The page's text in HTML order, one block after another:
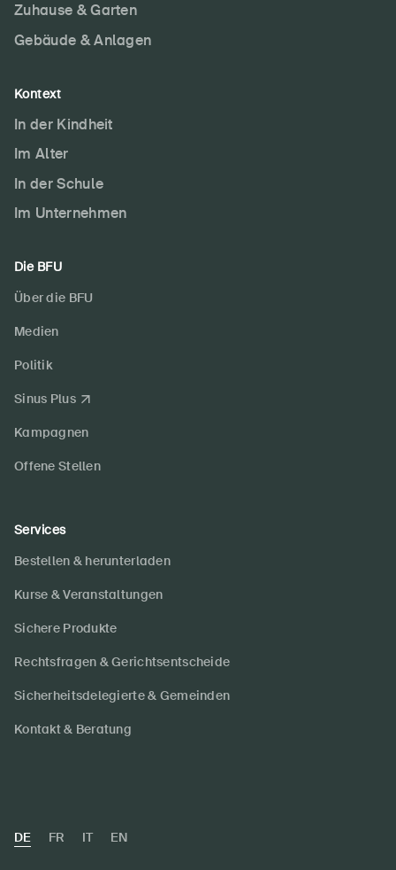
Zuhause & Garten
Gebäude & Anlagen
Kontext
In der Kindheit
Im Alter
In der Schule
Im Unternehmen
Die BFU
Über die BFU
Medien
Politik
Sinus Plus
Kampagnen
Offene Stellen
Services
Bestellen & herunterladen
Kurse & Veranstaltungen
Sichere Produkte
Rechtsfragen & Gerichtsentscheide
Sicherheitsdelegierte & Gemeinden
Kontakt & Beratung
DE FR IT EN